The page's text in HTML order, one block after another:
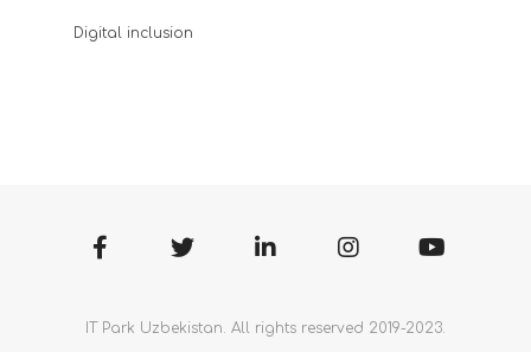
Digital inclusion
IT Park Uzbekistan. All rights reserved 2019-2023.